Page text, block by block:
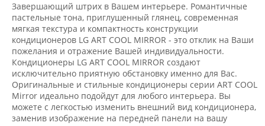
Завершающий штрих в Вашем интерьере. Романтичные
пастельные тона, приглушенный глянец, современная
мягкая текстура и компактность конструкции
кондиционеров LG ART COOL MIRROR - это отклик на Ваши
пожелания и отражение Вашей индивидуальности.
Кондиционеры LG ART COOL MIRROR создают
исключительно приятную обстановку именно для Вас.
Оригинальные и стильные кондиционеры серии ART COOL
Mirror идеально подойдут для любого интерьера. Вы
можете c легкостью изменить внешний вид кондиционера,
заменив изображение на передней панели на вашу